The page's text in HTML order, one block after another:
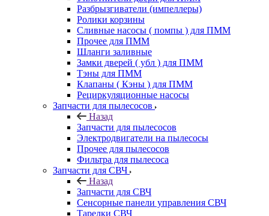
Разбрызгиватели (импеллеры)
Ролики корзины
Сливные насосы ( помпы ) для ПММ
Прочее для ПММ
Шланги заливные
Замки дверей ( убл ) для ПММ
Тэны для ПММ
Клапаны ( Кэны ) для ПММ
Рециркуляционные насосы
Запчасти для пылесосов
Назад
Запчасти для пылесосов
Электродвигатели на пылесосы
Прочее для пылесосов
Фильтра для пылесоса
Запчасти для СВЧ
Назад
Запчасти для СВЧ
Сенсорные панели управления СВЧ
Тарелки СВЧ